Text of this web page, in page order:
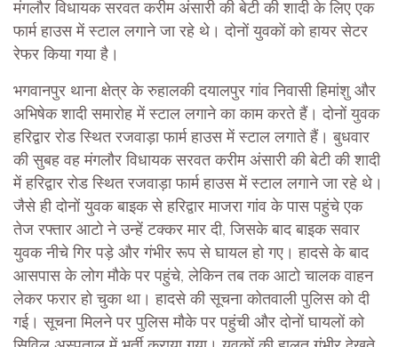
मंगलौर विधायक सरवत करीम अंसारी की बेटी की शादी के लिए एक
फार्म हाउस में स्टाल लगाने जा रहे थे। दोनों युवकों को हायर सेटर
रेफर किया गया है।
भगवानपुर थाना क्षेत्र के रुहालकी दयालपुर गांव निवासी हिमांशु और
अभिषेक शादी समारोह में स्टाल लगाने का काम करते हैं। दोनों युवक
हरिद्वार रोड स्थित रजवाड़ा फार्म हाउस में स्टाल लगाते हैं। बुधवार
की सुबह वह मंगलौर विधायक सरवत करीम अंसारी की बेटी की शादी
में हरिद्वार रोड स्थित रजवाड़ा फार्म हाउस में स्टाल लगाने जा रहे थे।
जैसे ही दोनों युवक बाइक से हरिद्वार माजरा गांव के पास पहुंचे एक
तेज रफ्तार आटो ने उन्हें टक्कर मार दी, जिसके बाद बाइक सवार
युवक नीचे गिर पड़े और गंभीर रूप से घायल हो गए। हादसे के बाद
आसपास के लोग मौके पर पहुंचे, लेकिन तब तक आटो चालक वाहन
लेकर फरार हो चुका था। हादसे की सूचना कोतवाली पुलिस को दी
गई। सूचना मिलने पर पुलिस मौके पर पहुंची और दोनों घायलों को